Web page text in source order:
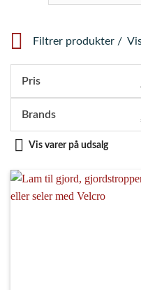
Filtrer produkter
Pris
Brands
Vis varer på udsalg